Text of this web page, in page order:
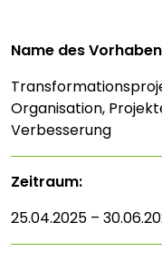
Name des
Organisation,
Verbesserung
Zeitraum:
25.04.2025 –